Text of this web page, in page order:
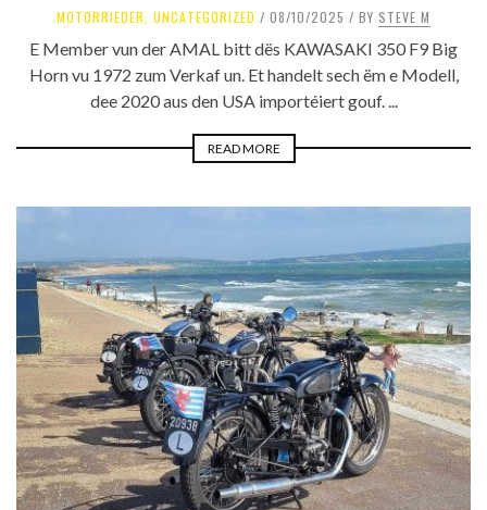
MOTORRIEDER UNCATEGORIZED 08/10/2025 BY STEVE M
E Member vun der AMAL bitt dës KAWASAKI 350 F9 Big
Horn vu 1972 zum Verkaf un. Et handelt sech ëm e Modell,
dee 2020 aus den USA importéiert gouf. ...
READ MORE